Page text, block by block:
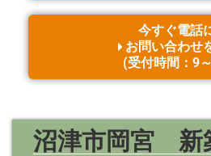
今すぐ電話
お問い合わせ
(受付時間：9
沼津市岡宮